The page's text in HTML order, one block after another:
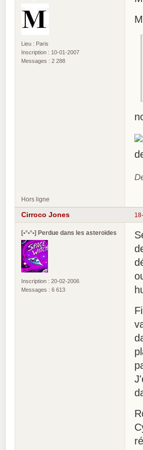
Lieu : Paris
Inscription : 10-01-2007
Messages : 2 288
Hors ligne
Cirroco Jones
[•°•°•] Perdue dans les asteroïdes
Inscription : 20-02-2006
Messages : 6 613